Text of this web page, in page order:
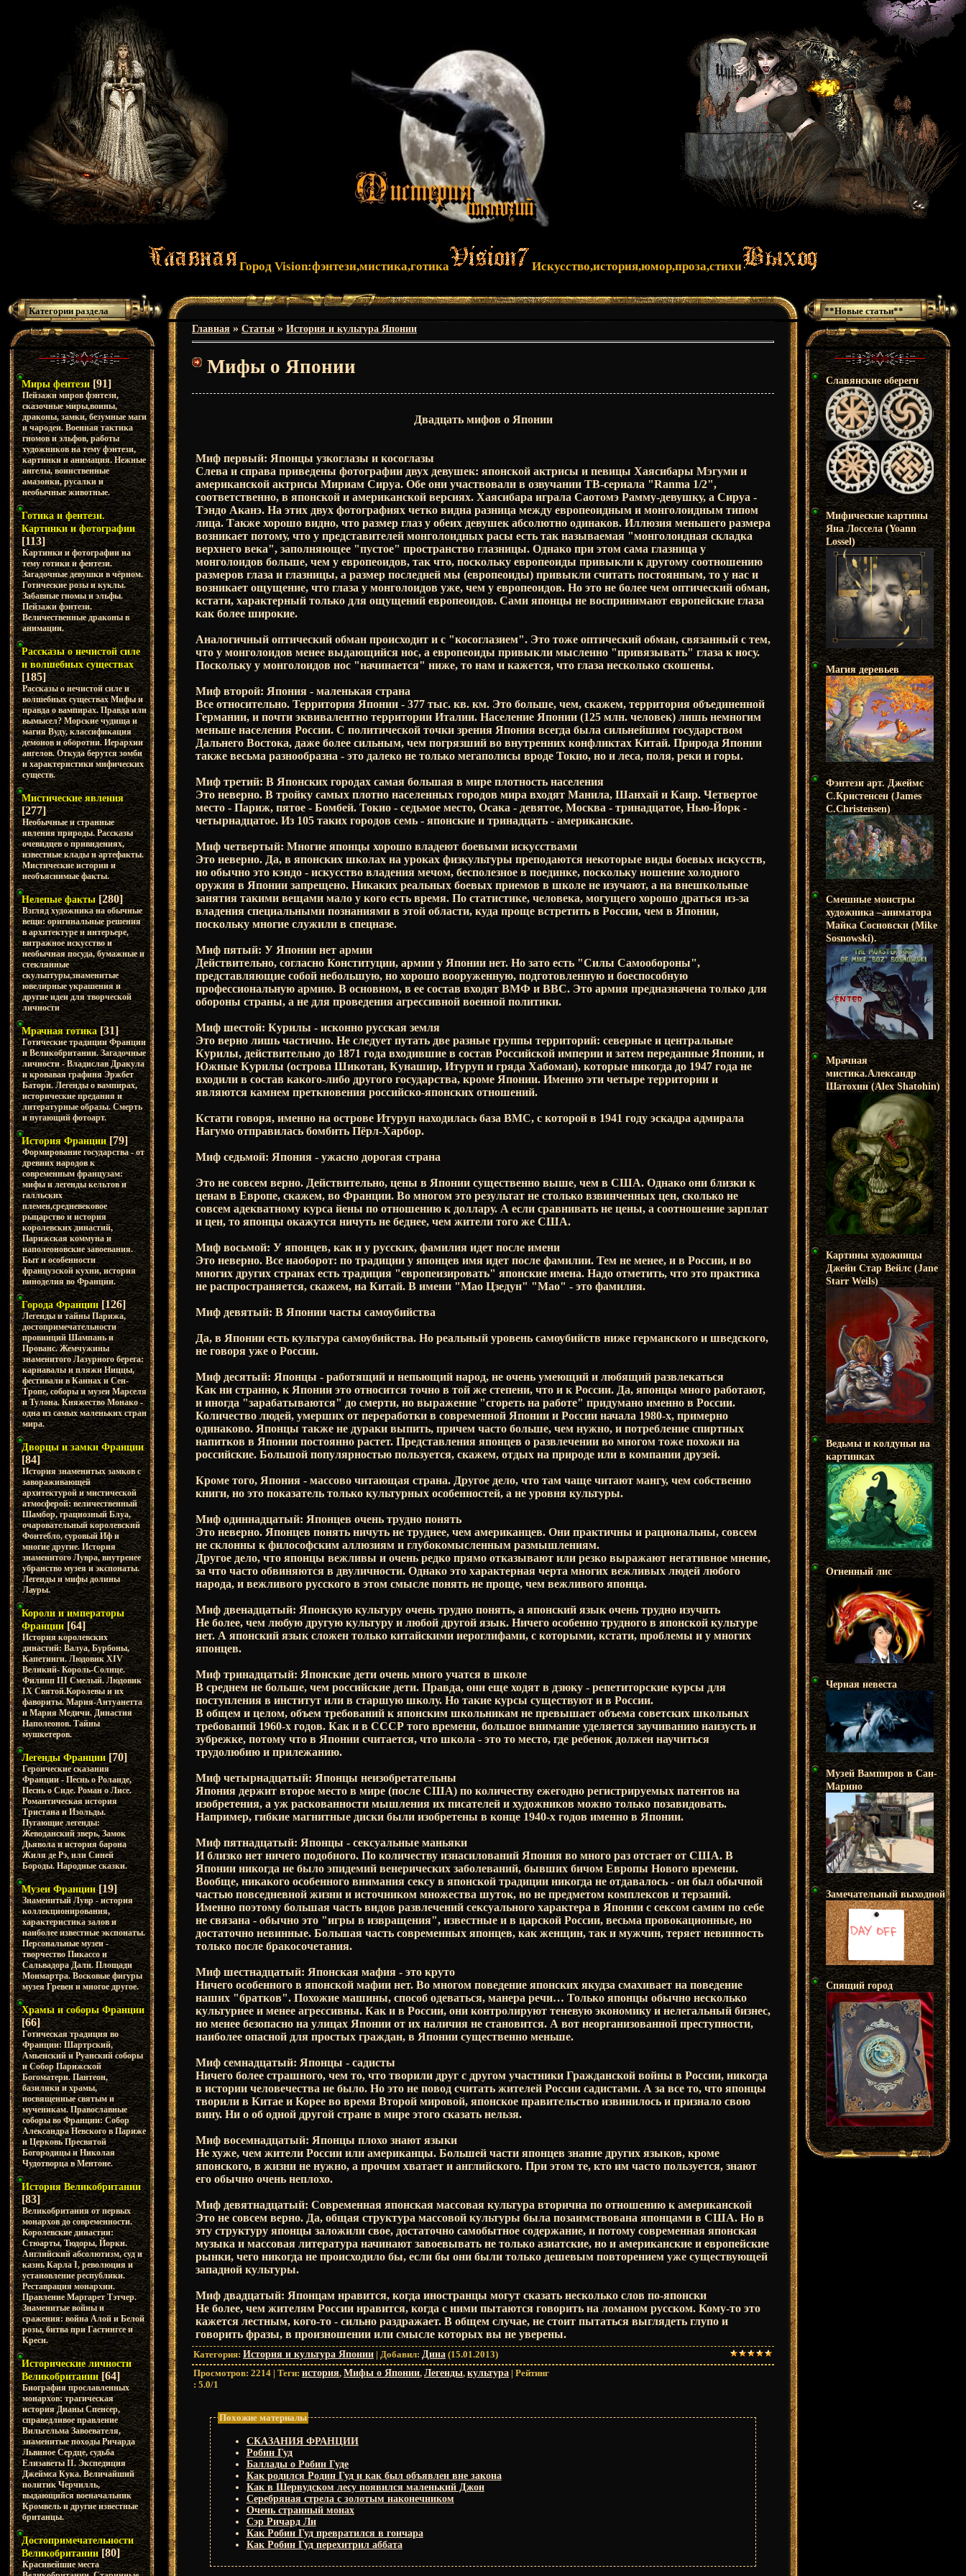
Город Vision:фэнтези,мистика,готика Искусство,история,юмор,проза,стихи
Категории раздела
Миры фентези [91]
Пейзажи миров фэнтези,
сказочные миры,воины,
драконы, замки, безумные маги
и чародеи. Военная тактика
гномов и эльфов, работы
художников на тему фэнтези,
картинки и анимация. Нежные
ангелы, воинственные
амазонки, русалки и
необычные животные.
Готика и фентези.
Картинки и фотографии
[113]
Картинки и фотографии на
тему готики и фентези.
Загадочные девушки в чёрном.
Готические розы и куклы.
Забавные гномы и эльфы.
Пейзажи фэнтези.
Величественные драконы в
анимации.
Рассказы о нечистой силе
и волшебных существах
[185]
Рассказы о нечистой силе и
волшебных существах Мифы и
правда о вампирах. Правда или
вымысел? Морские чудища и
магия Вуду, классификация
демонов и оборотни. Иерархии
ангелов. Откуда берутся зомби
и характеристики мифических
существ.
Мистические явления
[277]
Необычные и странные
явления природы. Рассказы
очевидцев о привидениях,
известные клады и артефакты.
Мистические истории и
необъяснимые факты.
Нелепые факты [280]
Взгляд художника на обычные
вещи: оригинальные решения
в архитектуре и интерьере,
витражное искусство и
необычная посуда, бумажные и
стеклянные
скульптуры,знаменитые
ювелирные украшения и
другие идеи для творческой
личности
Мрачная готика [31]
Готические традиции Франции
и Великобритании. Загадочные
личности - Владислав Дракула
и кровавая графиня Эржбет
Батори. Легенды о вампирах,
исторические предания и
литературные образы. Смерть
и пугающий фотоарт.
История Франции [79]
Формирование государства - от
древних народов к
современным французам:
мифы и легенды кельтов и
галльских
племен,средневековое
рыцарство и история
королевских династий,
Парижская коммуна и
наполеоновские завоевания.
Быт и особенности
французской кухни, история
виноделия во Франции.
Города Франции [126]
Легенды и тайны Парижа,
достопримечательности
провинций Шампань и
Прованс. Жемчужины
знаменитого Лазурного берега:
карнавалы и пляжи Ниццы,
фестивали в Каннах и Сен-
Тропе, соборы и музеи Марселя
и Тулона. Княжество Монако -
одна из самых маленьких стран
мира.
Дворцы и замки Франции
[84]
История знаменитых замков с
завораживающей
архитектурой и мистической
атмосферой: величественный
Шамбор, грациозный Блуа,
очаровательный королевский
Фонтебло, суровый Иф и
многие другие. История
знаменитого Лувра, внутренее
убранство музея и экспонаты.
Легенды и мифы долины
Лауры.
Короли и императоры
Франции [64]
История королевских
династий: Валуа, Бурбоны,
Капетинги. Людовик XIV
Великий- Король-Солнце.
Филипп III Смелый. Людовик
IX Святой.Королевы и их
фавориты. Мария-Антуанетта
и Мария Медичи. Династия
Наполеонов. Тайны
мушкетеров.
Легенды Франции [70]
Героические сказания
Франции - Песнь о Роланде,
Песнь о Сиде. Роман о Лисе.
Романтическая история
Тристана и Изольды.
Пугающие легенды:
Жеводанский зверь, Замок
Дьявола и история барона
Жиля де Рэ, или Синей
Бороды. Народные сказки.
Музеи Франции [19]
Знаменитый Лувр - история
коллекционирования,
характеристика залов и
наиболее известные экспонаты.
Персональные музеи -
творчество Пикассо и
Сальвадора Дали. Площади
Монмартра. Восковые фигуры
музея Гревен и многое другое.
Храмы и соборы Франции
[66]
Готическая традиция во
Франции: Шартрский,
Амьенский и Руанский соборы
и Собор Парижской
Богоматери. Пантеон,
базилики и храмы,
посвященные святым и
мученикам. Православные
соборы во Франции: Собор
Александра Невского в Париже
и Церковь Пресвятой
Богородицы и Николая
Чудотворца в Ментоне.
История Великобритании
[83]
Великобритания от первых
монархов до современности.
Королевские династии:
Стюарты, Тюдоры, Йорки.
Английский абсолютизм, суд и
казнь Карла I, революция и
установление республики.
Реставрация монархии.
Правление Маргарет Тэтчер.
Знаменитые войны и
сражения: война Алой и Белой
розы, битва при Гастингсе и
Креси.
Исторические личности
Великобритании [64]
Биография прославленных
монархов: трагическая
история Дианы Спенсер,
справедливое правление
Вильгельма Завоевателя,
знаменитые походы Ричарда
Львиное Сердце, судьба
Елизаветы II. Экспедиция
Джеймса Кука. Величайший
политик Черчилль,
выдающийся военачальник
Кромвель и другие известные
британцы.
Достопримечательности
Великобритании [80]
Красивейшие места
Главная » Статьи » История и культура Японии
Мифы о Японии
Двадцать мифов о Японии
Миф первый: Японцы узкоглазы и косоглазы
Слева и справа приведены фотографии двух девушек: японской актрисы и певицы Хаясибары Мэгуми и
американской актрисы Мириам Сируа. Обе они участвовали в озвучании ТВ-сериала "Ranma 1/2",
соответственно, в японской и американской версиях. Хаясибара играла Саотомэ Рамму-девушку, а Сируа -
Тэндо Аканэ. На этих двух фотографиях четко видна разница между европеоидным и монголоидным типом
лица. Также хорошо видно, что размер глаз у обеих девушек абсолютно одинаков. Иллюзия меньшего размера
возникает потому, что у представителей монголоидных расы есть так называемая "монголоидная складка
верхнего века", заполняющее "пустое" пространство глазницы. Однако при этом сама глазница у
монголоидов больше, чем у европеоидов, так что, поскольку европеоиды привыкли к другому соотношению
размеров глаза и глазницы, а размер последней мы (европеоиды) привыкли считать постоянным, то у нас и
возникает ощущение, что глаза у монголоидов уже, чем у европеоидов. Но это не более чем оптический обман,
кстати, характерный только для ощущений европеоидов. Сами японцы не воспринимают европейские глаза
как более широкие.
Аналогичный оптический обман происходит и с "косоглазием". Это тоже оптический обман, связанный с тем,
что у монголоидов менее выдающийся нос, а европеоиды привыкли мысленно "привязывать" глаза к носу.
Поскольку у монголоидов нос "начинается" ниже, то нам и кажется, что глаза несколько скошены.
Миф второй: Япония - маленькая страна
Все относительно. Территория Японии - 377 тыс. кв. км. Это больше, чем, скажем, территория объединенной
Германии, и почти эквивалентно территории Италии. Население Японии (125 млн. человек) лишь немногим
меньше населения России. С политической точки зрения Япония всегда была сильнейшим государством
Дальнего Востока, даже более сильным, чем погрязший во внутренних конфликтах Китай. Природа Японии
также весьма разнообразна - это далеко не только мегаполисы вроде Токио, но и леса, поля, реки и горы.
Миф третий: В Японских городах самая большая в мире плотность населения
Это неверно. В тройку самых плотно населенных городов мира входят Манила, Шанхай и Каир. Четвертое
место - Париж, пятое - Бомбей. Токио - седьмое место, Осака - девятое, Москва - тринадцатое, Нью-Йорк -
четырнадцатое. Из 105 таких городов семь - японские и тринадцать - американские.
Миф четвертый: Многие японцы хорошо владеют боевыми искусствами
Это неверно. Да, в японских школах на уроках физкультуры преподаются некоторые виды боевых искусств,
но обычно это кэндо - искусство владения мечом, бесполезное в поединке, поскольку ношение холодного
оружия в Японии запрещено. Никаких реальных боевых приемов в школе не изучают, а на внешкольные
занятия такими вещами мало у кого есть время. По статистике, человека, могущего хорошо драться из-за
владения специальными познаниями в этой области, куда проще встретить в России, чем в Японии,
поскольку многие служили в спецназе.
Миф пятый: У Японии нет армии
Действительно, согласно Конституции, армии у Японии нет. Но зато есть "Силы Самообороны",
представляющие собой небольшую, но хорошо вооруженную, подготовленную и боеспособную
профессиональную армию. В основном, в ее состав входят ВМФ и ВВС. Это армия предназначена только для
обороны страны, а не для проведения агрессивной военной политики.
Миф шестой: Курилы - исконно русская земля
Это верно лишь частично. Не следует путать две разные группы территорий: северные и центральные
Курилы, действительно до 1871 года входившие в состав Российской империи и затем переданные Японии, и
Южные Курилы (острова Шикотан, Кунашир, Итуруп и гряда Хабомаи), которые никогда до 1947 года не
входили в состав какого-либо другого государства, кроме Японии. Именно эти четыре территории и
являются камнем преткновения российско-японских отношений.
Кстати говоря, именно на острове Итуруп находилась база ВМС, с которой в 1941 году эскадра адмирала
Нагумо отправилась бомбить Пёрл-Харбор.
Миф седьмой: Япония - ужасно дорогая страна
Это не совсем верно. Действительно, цены в Японии существенно выше, чем в США. Однако они близки к
ценам в Европе, скажем, во Франции. Во многом это результат не столько взвинченных цен, сколько не
совсем адекватному курса йены по отношению к доллару. А если сравнивать не цены, а соотношение зарплат
и цен, то японцы окажутся ничуть не беднее, чем жители того же США.
Миф восьмой: У японцев, как и у русских, фамилия идет после имени
Это неверно. Все наоборот: по традиции у японцев имя идет после фамилии. Тем не менее, и в России, и во
многих других странах есть традиция "европеизировать" японские имена. Надо отметить, что это практика
не распространяется, скажем, на Китай. В имени "Мао Цзедун" "Мао" - это фамилия.
Миф девятый: В Японии часты самоубийства
Да, в Японии есть культура самоубийства. Но реальный уровень самоубийств ниже германского и шведского,
не говоря уже о России.
Миф десятый: Японцы - работящий и непьющий народ, не очень умеющий и любящий развлекаться
Как ни странно, к Японии это относится точно в той же степени, что и к России. Да, японцы много работают,
и иногда "зарабатываются" до смерти, но выражение "сгореть на работе" придумано именно в России.
Количество людей, умерших от переработки в современной Японии и России начала 1980-х, примерно
одинаково. Японцы также не дураки выпить, причем часто больше, чем нужно, и потребление спиртных
напитков в Японии постоянно растет. Представления японцев о развлечении во многом тоже похожи на
российские. Большой популярностью пользуется, скажем, отдых на природе или в компании друзей.
Кроме того, Япония - массово читающая страна. Другое дело, что там чаще читают мангу, чем собственно
книги, но это показатель только культурных особенностей, а не уровня культуры.
Миф одиннадцатый: Японцев очень трудно понять
Это неверно. Японцев понять ничуть не труднее, чем американцев. Они практичны и рациональны, совсем
не склонны к философским аллюзиям и глубокомысленным размышлениям.
Другое дело, что японцы вежливы и очень редко прямо отказывают или резко выражают негативное мнение,
за что часто обвиняются в двуличности. Однако это характерная черта многих вежливых людей любого
народа, и вежливого русского в этом смысле понять не проще, чем вежливого японца.
Миф двенадцатый: Японскую культуру очень трудно понять, а японский язык очень трудно изучить
Не более, чем любую другую культуру и любой другой язык. Ничего особенно трудного в японской культуре
нет. А японский язык сложен только китайскими иероглифами, с которыми, кстати, проблемы и у многих
японцев.
Миф тринадцатый: Японские дети очень много учатся в школе
В среднем не больше, чем российские дети. Правда, они еще ходят в дзюку - репетиторские курсы для
поступления в институт или в старшую школу. Но такие курсы существуют и в России.
В общем и целом, объем требований к японским школьникам не превышает объема советских школьных
требований 1960-х годов. Как и в СССР того времени, большое внимание уделяется заучиванию наизусть и
зубрежке, потому что в Японии считается, что школа - это то место, где ребенок должен научиться
трудолюбию и прилежанию.
Миф четырнадцатый: Японцы неизобретательны
Япония держит второе место в мире (после США) по количеству ежегодно регистрируемых патентов на
изобретения, а уж раскованности мышления их писателей и художников можно только позавидовать.
Например, гибкие магнитные диски были изобретены в конце 1940-х годов именно в Японии.
Миф пятнадцатый: Японцы - сексуальные маньяки
И близко нет ничего подобного. По количеству изнасилований Япония во много раз отстает от США. В
Японии никогда не было эпидемий венерических заболеваний, бывших бичом Европы Нового времени.
Вообще, никакого особенного внимания сексу в японской традиции никогда не отдавалось - он был обычной
частью повседневной жизни и источником множества шуток, но не предметом комплексов и терзаний.
Именно поэтому большая часть видов развлечений сексуального характера в Японии с сексом самим по себе
не связана - обычно это "игры в извращения", известные и в царской России, весьма провокационные, но
достаточно невинные. Большая часть современных японцев, как женщин, так и мужчин, теряет невинность
только после бракосочетания.
Миф шестнадцатый: Японская мафия - это круто
Ничего особенного в японской мафии нет. Во многом поведение японских якудза смахивает на поведение
наших "братков". Похожие машины, способ одеваться, манера речи… Только японцы обычно несколько
культурнее и менее агрессивны. Как и в России, они контролируют теневую экономику и нелегальный бизнес,
но менее безопасно на улицах Японии от их наличия не становится. А вот неорганизованной преступности,
наиболее опасной для простых граждан, в Японии существенно меньше.
Миф семнадцатый: Японцы - садисты
Ничего более страшного, чем то, что творили друг с другом участники Гражданской войны в России, никогда
в истории человечества не было. Но это не повод считать жителей России садистами. А за все то, что японцы
творили в Китае и Корее во время Второй мировой, японское правительство извинилось и признало свою
вину. Ни о об одной другой стране в мире этого сказать нельзя.
Миф восемнадцатый: Японцы плохо знают языки
Не хуже, чем жители России или американцы. Большей части японцев знание других языков, кроме
японского, в жизни не нужно, а прочим хватает и английского. При этом те, кто им часто пользуется, знают
его обычно очень неплохо.
Миф девятнадцатый: Современная японская массовая культура вторична по отношению к американской
Это не совсем верно. Да, общая структура массовой культуры была позаимствована японцами в США. Но в
эту структуру японцы заложили свое, достаточно самобытное содержание, и потому современная японская
музыка и массовая литература начинают завоевывать не только азиатские, но и американские и европейские
рынки, чего никогда не происходило бы, если бы они были только дешевым повторением уже существующей
западной культуры.
Миф двадцатый: Японцам нравится, когда иностранцы могут сказать несколько слов по-японски
Не более, чем жителям России нравится, когда с ними пытаются говорить на ломаном русском. Кому-то это
кажется лестным, кого-то - сильно раздражает. В общем случае, не стоит пытаться выглядеть глупо и
говорить фразы, в произношении или смысле которых вы не уверены.
Категория: История и культура Японии | Добавил: Дина (15.01.2013)
Просмотров: 2214 | Теги: история, Мифы о Японии, Легенды, культура | Рейтинг
: 5.0/1
Похожие материалы
СКАЗАНИЯ ФРАНЦИИ
Робин Гуд
Баллады о Робин Гуде
Как родился Родин Гуд и как был объявлен вне закона
Как в Шервудском лесу появился маленький Джон
Серебряная стрела с золотым наконечником
Очень странный монах
Сэр Ричард Ли
Как Робин Гуд превратился в гончара
Как Робин Гуд перехитрил аббата
**Новые статьи**
Славянские обереги
Мифические картины
Яна Лоссела (Yoann
Lossel)
Магия деревьев
Фэнтези арт. Джеймс
С.Кристенсен (James
C.Christensen)
Смешные монстры
художника –аниматора
Майка Сосновски (Mike
Sosnowski).
Мрачная
мистика.Александр
Шатохин (Alex Shatohin)
Картины художницы
Джейн Стар Вейлс (Jane
Starr Weils)
Ведьмы и колдуньи на
картинках
Огненный лис
Черная невеста
Музей Вампиров в Сан-
Марино
Замечательный выходной
Спящий город